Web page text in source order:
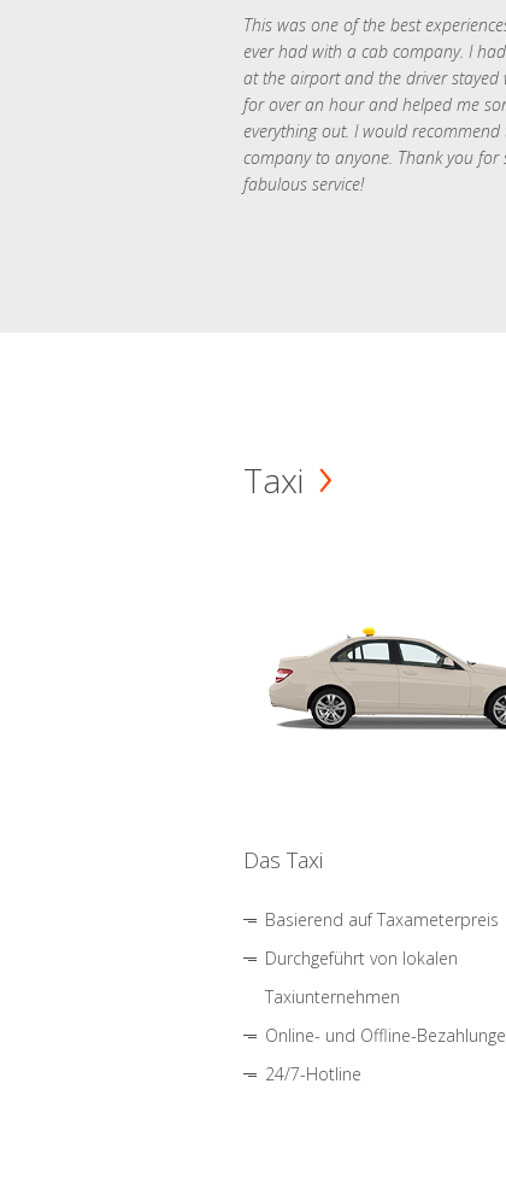
This was one of the best
ever had with a cab company. I
at the airport and the driver stayed
for over an hour and helped me
everything out. I would recommend
company to anyone. Thank you for
fabulous service!
Taxi
Das Taxi
Basierend auf Taxameterpreis
Durchgeführt von lokalen
Taxiunternehmen
Online- und Offline-
24/7-Hotline